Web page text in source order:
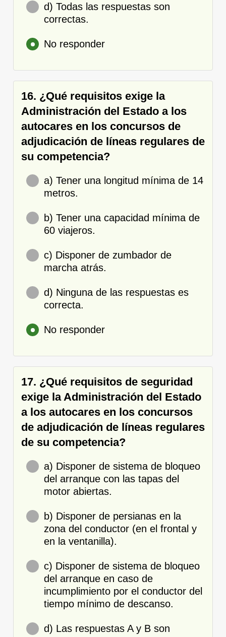
d) Todas las respuestas son
correctas.
No responder
16. ¿Qué requisitos exige la
Administración del Estado a los
autocares en los concursos de
adjudicación de líneas regulares de
su competencia?
a) Tener una longitud mínima de 14
metros.
b) Tener una capacidad mínima de
60 viajeros.
c) Disponer de zumbador de
marcha atrás.
d) Ninguna de las respuestas es
correcta.
No responder
17. ¿Qué requisitos de seguridad
exige la Administración del Estado
a los autocares en los concursos
de adjudicación de líneas regulares
de su competencia?
a) Disponer de sistema de bloqueo
del arranque con las tapas del
motor abiertas.
b) Disponer de persianas en la
zona del conductor (en el frontal y
en la ventanilla).
c) Disponer de sistema de bloqueo
del arranque en caso de
incumplimiento por el conductor del
tiempo mínimo de descanso.
d) Las respuestas A y B son